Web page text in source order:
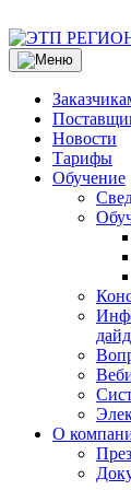
Новости
Тарифы
Обучение
О